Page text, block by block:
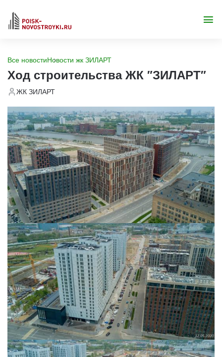
Все новостиНовости жк ЗИЛАРТ
Ход строительства ЖК "ЗИЛАРТ"
ЖК ЗИЛАРТ